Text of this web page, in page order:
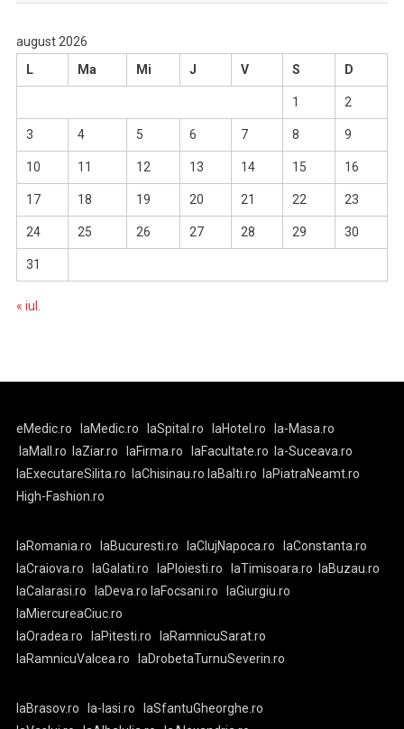
august 2026
L
Ma Mi J V S D
1 2
3 4 5 6 7 8 9
10 11 12 13 14 15 16
17 18 19 20 21 22 23
24 25 26 27 28 29 30
31
« iul.
eMedic.ro laMedic.ro laSpital.ro laHotel.ro
la-Masa.ro
laMall.ro
laZiar.ro laFirma.ro laFacultate.ro
la-Suceava.ro
laExecutareSilita.ro
laChisinau.ro laBalti.ro
laPiatraNeamt.ro
High-Fashion.ro
laRomania.ro laBucuresti.ro laClujNapoca.ro
laConstanta.ro
laCraiova.ro
laGalati.ro laPloiesti.ro laTimisoara.ro
laBuzau.ro
laCalarasi.ro
laDeva.ro laFocsani.ro
laGiurgiu.ro
laMiercureaCiuc.ro
laOradea.ro
laPitesti.ro
laRamnicuSarat.ro
laRamnicuValcea.ro
laDrobetaTurnuSeverin.ro
laBrasov.ro la-Iasi.ro
laSfantuGheorghe.ro